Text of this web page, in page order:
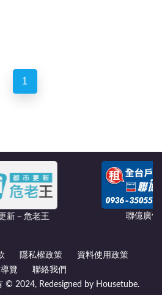
1
隱私權政策
資料使用政策
覽
聯絡我們
© 2024, Redesigned by Housetube.